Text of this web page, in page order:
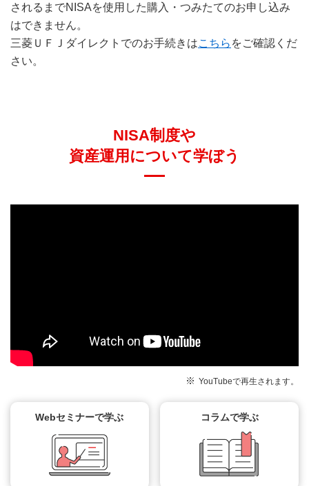
されるまでNISAを使用した購入・つみたてのお申し込み
はできません。
三菱ＵＦＪダイレクトでのお手続きはこちら をご確認くだ
さい。
NISA制度や
資産運用について学ぼう
YouTubeで再生されます。
Webセミナーで学ぶ コラムで学ぶ